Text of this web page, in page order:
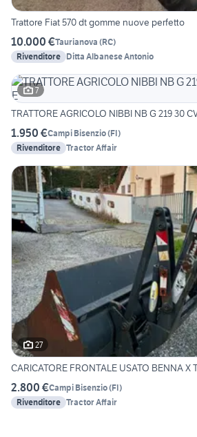
Trattore Fiat 570 dt gomme nuove perfetto
10.000 €Taurianova (RC)
Rivenditore Ditta Albanese Antonio
7
TRATTORE AGRICOLO NIBBI NB G 219 30
1.950 €Campi Bisenzio(FI)
Rivenditore Tractor Affair
27
CARICATORE FRONTALE USATO BENNA X
2.800 €Campi Bisenzio(FI)
Rivenditore Tractor Affair